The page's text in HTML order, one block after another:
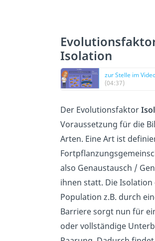
Isolation
zur Stelle im
(04:37)
Der Evolutionsfaktor
Voraussetzung für die
Arten. Eine Art ist
also Genaustausch /
ihnen statt. Die Isolation
Population z.B. durch
Barriere sorgt nun für
oder vollständige